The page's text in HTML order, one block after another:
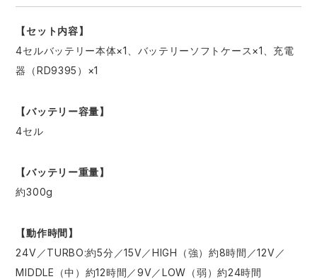
【セット内容】
4セルバッテリー本体×1、バッテリーソフトケース×1、充電
器（RD9395）×1
【バッテリー容量】
4セル
【バッテリー重量】
約300g
【動作時間】
24V／TURBO:約5分／15V／HIGH（強）約8時間／12V／
MIDDLE（中）約12時間／9V／LOW（弱）約24時間